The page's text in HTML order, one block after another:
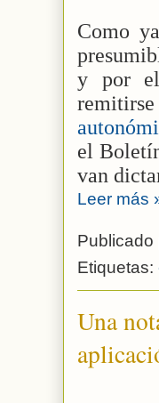
Como
y por
el
van
Leer más
Publicado
Etiquetas:
Una